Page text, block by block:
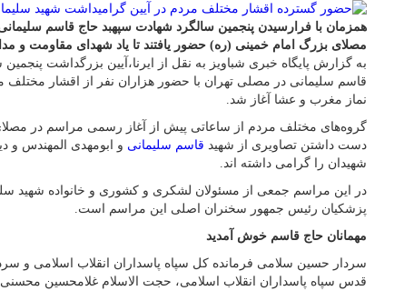
همزمان با فرارسیدن پنجمین سالگرد شهادت سپهبد حاج قاسم
مصلای بزرگ امام خمینی (ره) حضور یافتند تا یاد شهدای مقاومت و
به گزارش پایگاه خبری شباویز به نقل از ایرنا،آیین بزرگداشت
قاسم سلیمانی در مصلی تهران با حضور هزاران نفر از اقشار مختلف
نماز مغرب و عشا آغاز شد.
گروه‌های مختلف مردم از ساعاتی پیش از آغاز رسمی مراسم در مصلای
دست داشتن تصاویری از شهید قاسم سلیمانی و ابومهدی المهندس و
شهیدان را گرامی داشته اند.
در این مراسم جمعی از مسئولان لشکری و کشوری و خانواده شهید
پزشکیان رئیس جمهور سخنران اصلی این مراسم است.
مهمانان حاج قاسم خوش آمدید
سردار حسین سلامی فرمانده کل سپاه پاسداران انقلاب اسلامی و
قدس سپاه پاسداران انقلاب اسلامی، حجت الاسلام غلامحسین